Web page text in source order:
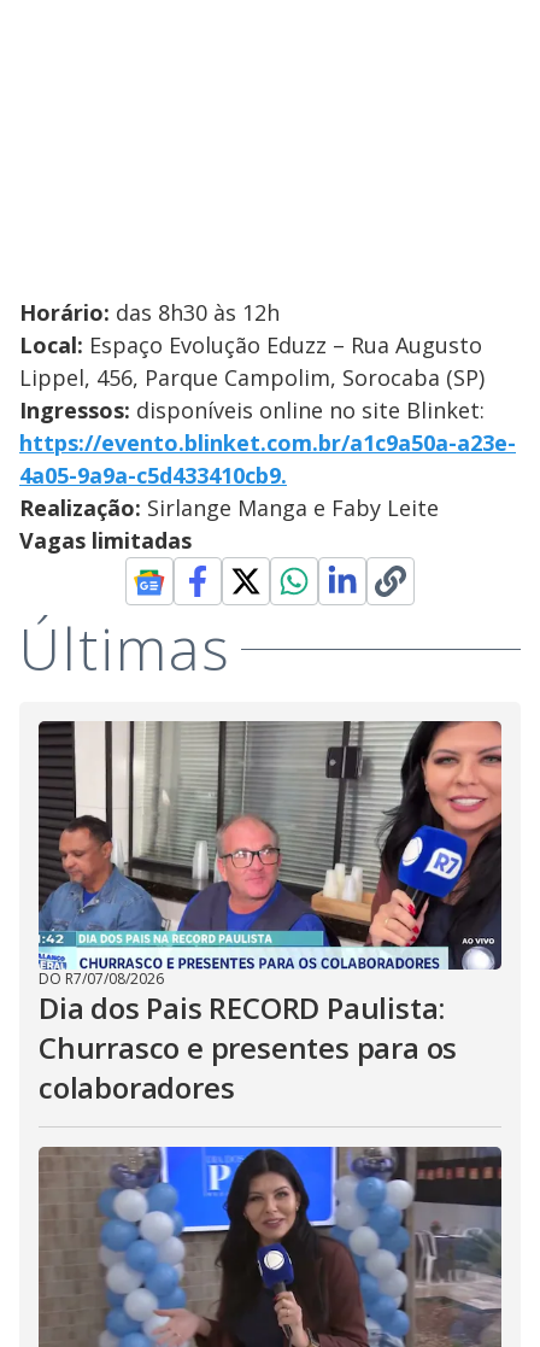
Horário: das 8h30 às 12h
Local: Espaço Evolução Eduzz – Rua Augusto
Lippel, 456, Parque Campolim, Sorocaba (SP)
Ingressos: disponíveis online no site Blinket:
https://evento.blinket.com.br/a1c9a50a-a23e-
4a05-9a9a-c5d433410cb9.
Realização: Sirlange Manga e Faby Leite
Vagas limitadas
Últimas
DO R7/07/08/2026
Dia dos Pais RECORD Paulista:
Churrasco e presentes para os
colaboradores